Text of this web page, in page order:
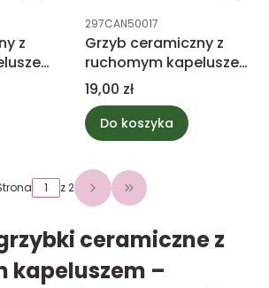
z
Kod produktu
297CAN50017
Grzyb ceramiczny z
ruchomym kapeluszem
17cm
Cena
19,00 zł
Do koszyka
z 2 Przejdź do ostatniej
ceramiczne z
kapeluszem –